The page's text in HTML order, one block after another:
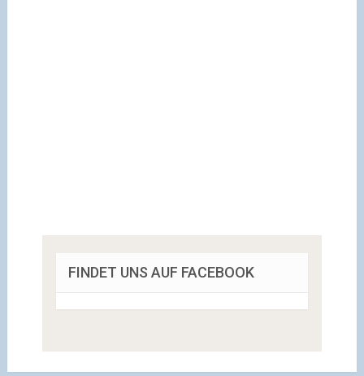
FINDET UNS AUF FACEBOOK